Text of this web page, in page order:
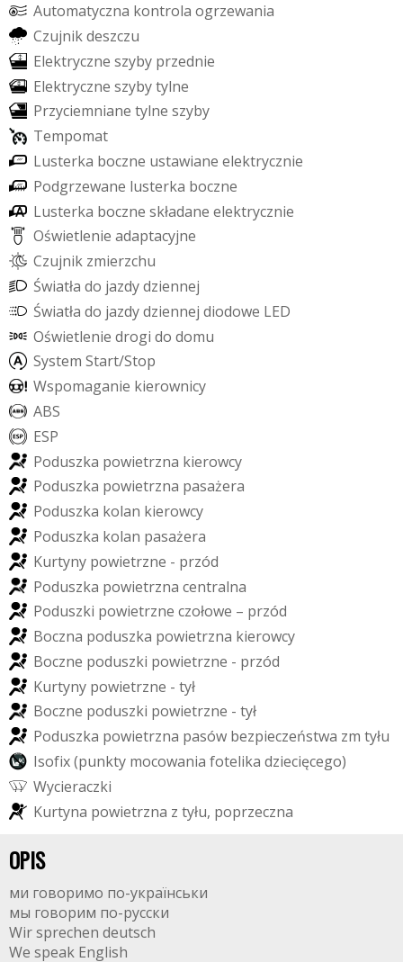
Automatyczna kontrola ogrzewania
Czujnikdeszczu
Elektryczne szyby przednie
Elektryczne szybytylne
Przyciemniane tylne szyby
Tempomat
Lusterka boczne ustawiane elektrycznie
Podgrzewane lusterka boczne
Lusterka boczne składane elektrycznie
Oświetlenie adaptacyjne
Czujnik zmierzchu
Światła do jazdydziennej
Światła do jazdydziennej diodowe LED
Oświetlenie drogi do domu
System Start/Stop
Wspomaganie kierownicy
ABS
ESP
Poduszka powietrzna kierowcy
Poduszka powietrzna pasażera
Poduszka kolan kierowcy
Poduszka kolan pasażera
Kurtyny powietrzne - przód
Poduszka powietrzna centralna
Poduszki powietrzne czołowe – przód
Boczna poduszka powietrzna kierowcy
Boczne poduszki powietrzne - przód
Kurtyny powietrzne - tył
Boczne poduszki powietrzne - tył
Poduszka powietrzna pasów bezpieczeństwa zm tyłu
Isofix(punkty mocowania fotelika dziecięcego)
Wycieraczki
Kurtyna powietrzna z tyłu, poprzeczna
OPIS
ми говоримо по-українськи
мы говорим по-русски
Wir sprechen deutsch
We speak English